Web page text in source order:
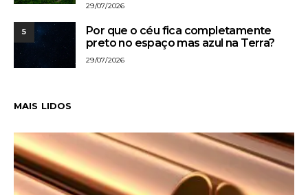
29/07/2026
5
Por que o céu fica completamente
preto no espaço mas azul na Terra?
29/07/2026
MAIS LIDOS